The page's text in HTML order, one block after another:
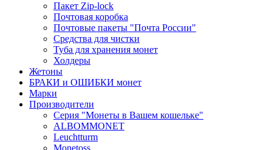
Пакет Zip-lock
Почтовая коробка
Почтовые пакеты "Почта России"
Средства для чистки
Туба для хранения монет
Холдеры
Жетоны
БРАКИ и ОШИБКИ монет
Марки
Производители
Серия "Монеты в Вашем кошельке"
ALBOMMONET
Leuchtturm
Monetoss